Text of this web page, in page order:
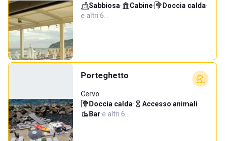
Sabbiosa· Cabine· Doccia calda·
e altri 6…
Porteghetto
Cervo
Doccia calda· Accesso animali·
Bar·e altri 6…